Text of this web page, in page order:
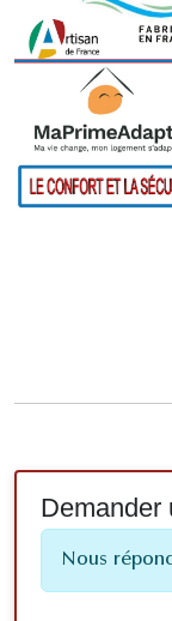
Demander
Nous